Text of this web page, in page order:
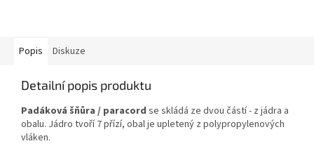
Popis Diskuze
Detailní popis produktu
Padáková šňůra / paracord se skládá ze dvou částí - z jádra a
obalu. Jádro tvoří 7 přízí, obal je upletený z polypropylenových
vláken.